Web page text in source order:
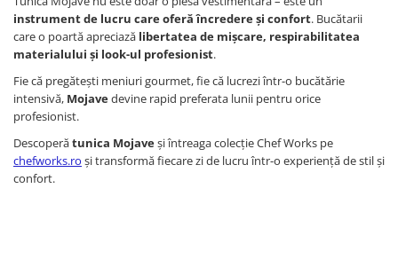
instrument de lucru care oferă încredere și confort. Bucătarii
care o poartă apreciază libertatea de mișcare, respirabilitatea
materialului și look-ul profesionist.
Fie că pregătești meniuri gourmet, fie că lucrezi într-o bucătărie
intensivă, Mojavedevine rapid preferata lunii pentru orice
profesionist.
Descoperătunica Mojaveși întreaga colecție Chef Works pe
chefworks.ro și transformă fiecare zi de lucru într-o experiență de stil și
confort.